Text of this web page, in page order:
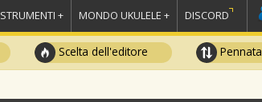
STRUMENTI + MONDO UKULELE + DISCORD
Scelta dell'editore Pennata